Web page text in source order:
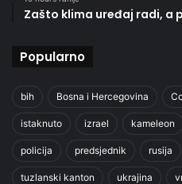
Zašto klima uređaj radi, a
Popularno
bih Bosna i Hercegovina
istaknuto izrael kameleon
policija predsjednik rusija
tuzlanski kanton ukrajina